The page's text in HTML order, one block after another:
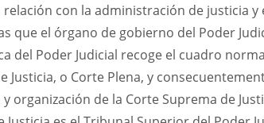
con la administración de justicia
que el órgano de gobierno del Poder
del Poder Judicial recoge el cuadro
o Corte Plena, y
de la Corte Suprema de